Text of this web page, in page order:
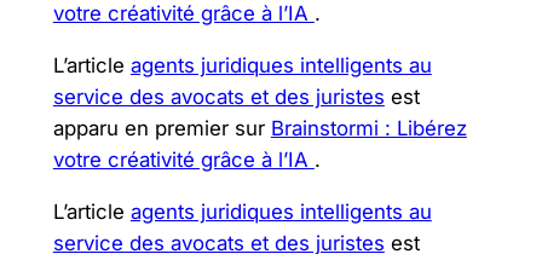
votre créativité grâce à l’IA .
L’article agents juridiques intelligents au
service des avocats et des juristes est
apparu en premier sur Brainstormi : Libérez
votre créativité grâce à l’IA .
L’article agents juridiques intelligents au
service des avocats et des juristes est